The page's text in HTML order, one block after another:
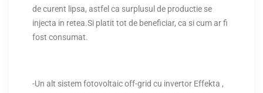
de curent lipsa, astfel ca surplusul de productie se
injecta in retea.Si platit tot de beneficiar, ca si cum ar fi
fost consumat.
-Un alt sistem fotovoltaic off-grid cu invertor Effekta ,